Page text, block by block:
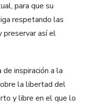
para que su
respetando las
preservar así el
inspiración a la
la libertad del
y libre en el que lo